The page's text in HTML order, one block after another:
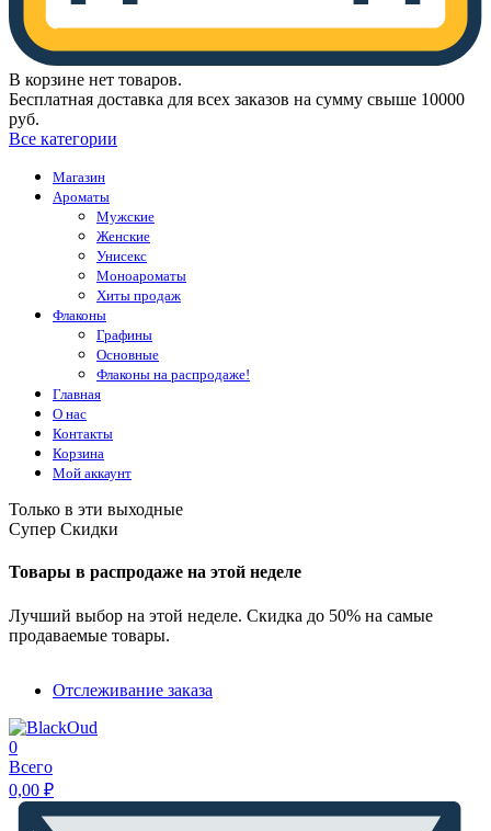
В корзине нет товаров.
Бесплатная доставка для всех заказов на сумму свыше 10000
руб.
Все категории
Магазин
Ароматы
Мужские
Женские
Унисекс
Моноароматы
Хиты продаж
Флаконы
Графины
Основные
Флаконы на распродаже!
Главная
О нас
Контакты
Корзина
Мой аккаунт
Только в эти выходные
Супер Скидки
Товары в распродаже на этой неделе
Лучший выбор на этой неделе. Скидка до 50% на самые
продаваемые товары.
Отслеживание заказа
0
Всего
0,00 ₽